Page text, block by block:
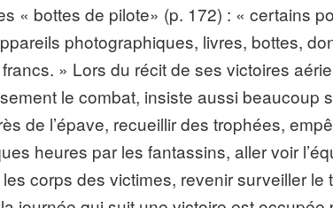
« bottes de pilote» (p. 172) : « certains
photographiques, livres, bottes,
» Lors du récit de ses victoires
le combat, insiste aussi beaucoup
de l’épave, recueillir des trophées,
heures par les fantassins, aller voir
corps des victimes, revenir surveiller le